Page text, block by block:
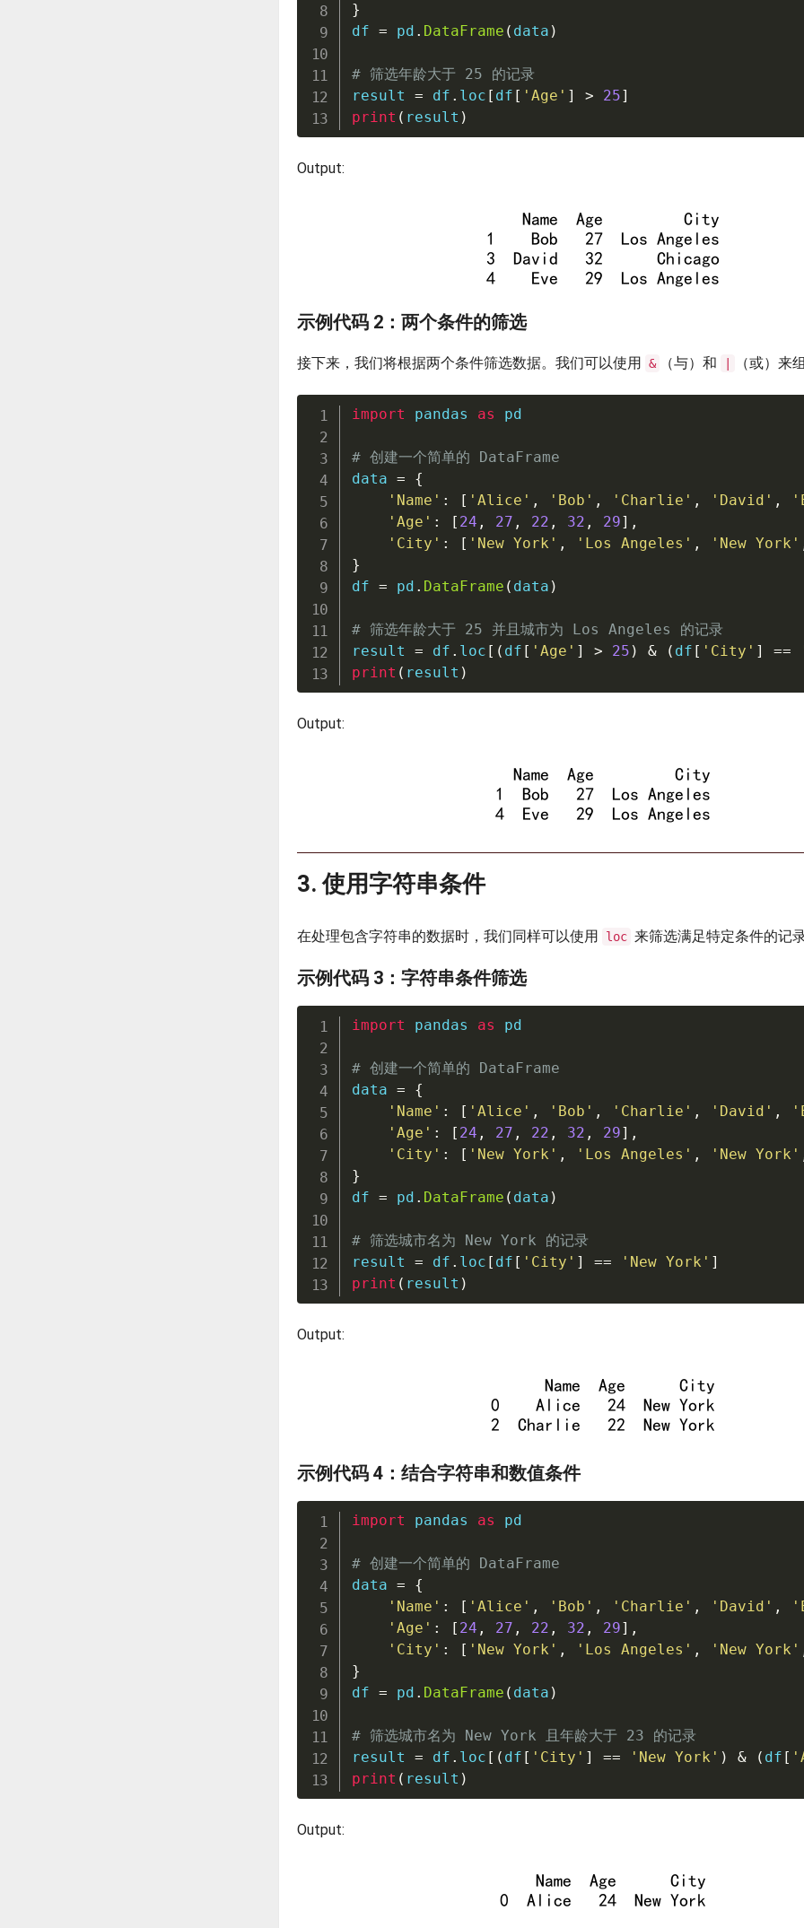
}
df = pd . DataFrame ( data )
# 筛选年龄大于 25 的记录
result = df . loc [ df [ 'Age' ] > 25]
print ( result )
Output:
示例代码 2：两个条件的筛选
接下来，我们将根据两个条件筛选数据。我们可以使用 & （与）和 （或）来
import pandas as pd
# 创建一个简单的 DataFrame
data =
{
'Name' : [ 'Alice' , 'Bob' , 'Charlie' , 'David' ,
'Age' : [ 24 , 27 , 22 , 32 , 29] ,
'City' : [ 'New York' , 'Los Angeles' , 'New York'
}
df = pd . DataFrame ( data )
# 筛选年龄大于 25 并且城市为 Los Angeles 的记录
result = df . loc [ ( df [ 'Age' ] > 25 ) & ( df [ 'City' ] ==
print ( result )
Output:
3. 使用字符串条件
在处理包含字符串的数据时，我们同样可以使用 loc 来筛选满足特定条件的记录
示例代码 3：字符串条件筛选
import pandas as pd
# 创建一个简单的 DataFrame
data =
{
'Name' : [ 'Alice' , 'Bob' , 'Charlie' , 'David' ,
'Age' : [ 24 , 27 , 22 , 32 , 29] ,
'City' : [ 'New York' , 'Los Angeles' , 'New York'
}
df = pd . DataFrame ( data )
# 筛选城市名为 New York 的记录
result = df . loc [ df [ 'City' ] == 'New York' ]
print ( result )
Output:
示例代码 4：结合字符串和数值条件
import pandas as pd
# 创建一个简单的 DataFrame
data =
{
'Name' : [ 'Alice' , 'Bob' , 'Charlie' , 'David' ,
'Age' : [ 24 , 27 , 22 , 32 , 29] ,
'City' : [ 'New York' , 'Los Angeles' , 'New York'
}
df = pd . DataFrame ( data )
# 筛选城市名为 New York 且年龄大于 23 的记录
result = df . loc [ ( df [ 'City' ] == 'New York' ) & ( df [
print ( result )
Output: